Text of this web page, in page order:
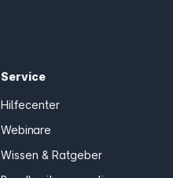
Service
Hilfecenter
Webinare
Wissen & Ratgeber